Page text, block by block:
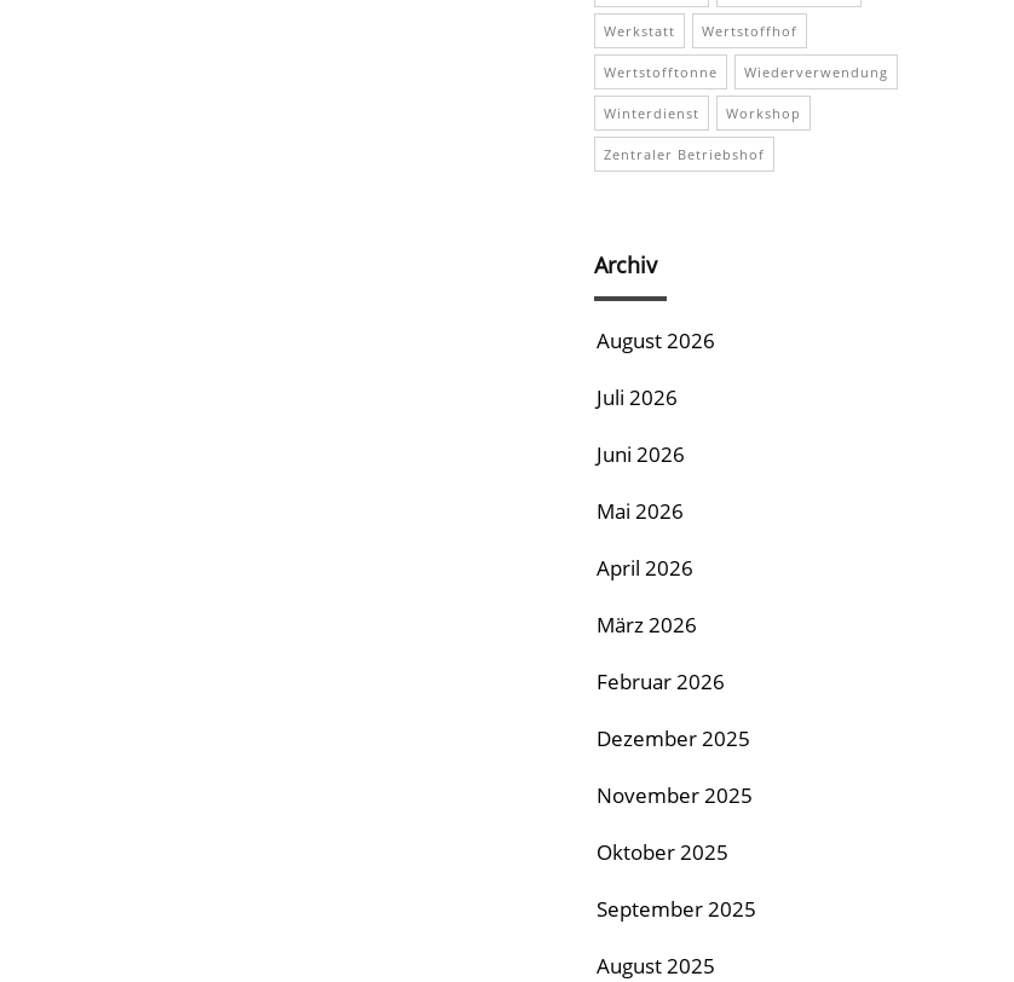
Werkstatt Wertstoffhof
Wertstofftonne Wiederverwendung
Winterdienst Workshop
Zentraler Betriebshof
Archiv
August 2026
Juli 2026
Juni 2026
Mai 2026
April 2026
März 2026
Februar 2026
Dezember 2025
November 2025
Oktober 2025
September 2025
August 2025